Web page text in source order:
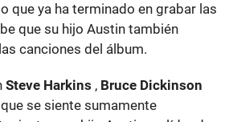
que ya ha terminado en grabar las
que su hijo Austin también
canciones del álbum.
Steve Harkins , Bruce Dickinson
se siente sumamente